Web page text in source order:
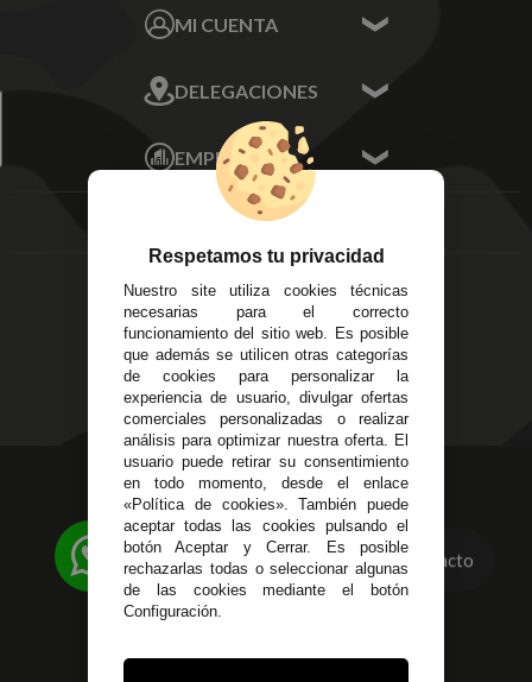
Sobre nosotros
MI CUENTA
Mis Direcciones
Mis Pedidos
Mis favoritos
FAQ's
DELEGACIONES
Écija - Sevilla
Av. Plaza de Toros.
Local 3
Córdoba
14
Alzira - Valencia
C/ Esplugues, 135
EMPRESA
Aviso Legal
Devoluciones
Política de Privacidad
Pago Seguro
Terminos y
Condiciones Generales
Políticas de Cookies
623 23 31 98
Atendemos Whatsapp
955 44 45 43/955 44 45 44
info@steielectronica.com
Avenida Plaza de Toros,
Contacto
Respetamos tu privacidad
Nuestro site utiliza cookies técnicas
necesarias para el correcto
funcionamiento del sitio web. Es posible
que además se utilicen otras categorías
de cookies para personalizar la
experiencia de usuario, divulgar ofertas
comerciales personalizadas o realizar
análisis para optimizar nuestra oferta. El
usuario puede retirar su consentimiento
en todo momento, desde el enlace
«Política de cookies». También puede
aceptar todas las cookies pulsando el
botón Aceptar y Cerrar. Es posible
rechazarlas todas o seleccionar algunas
de las cookies mediante el botón
Configuración.